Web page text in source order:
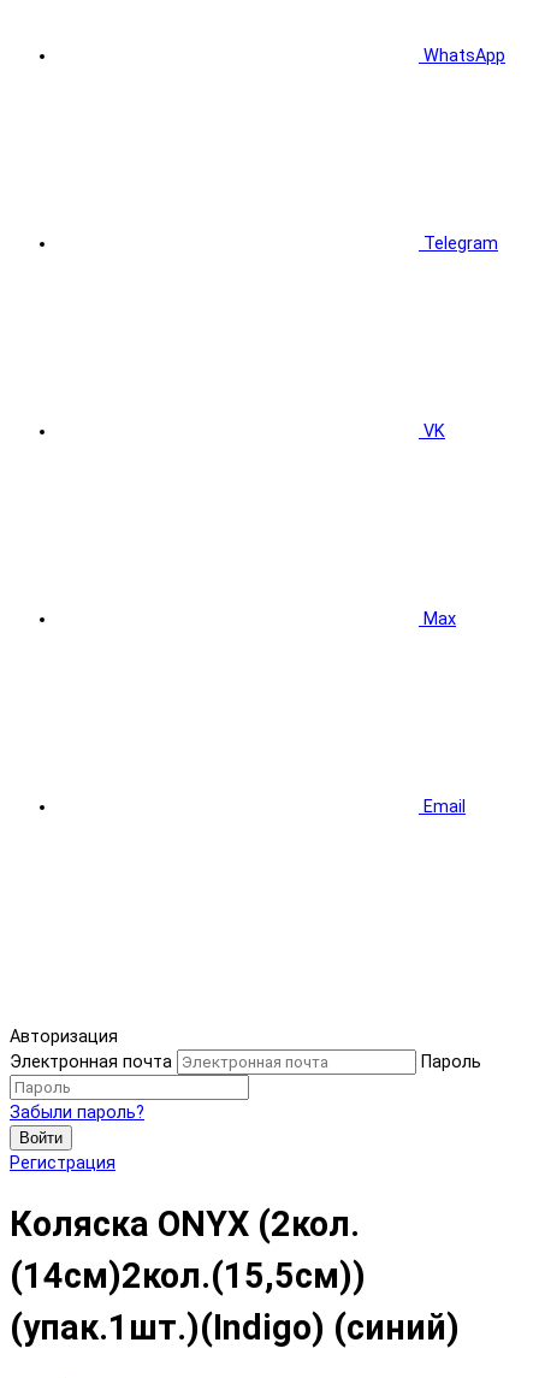
WhatsApp
Telegram
VK
Max
Email
Авторизация
Электронная почта
Пароль
Забыли пароль?
Войти
Регистрация
Коляска ONYX (2кол.
(14см)2кол.(15,5см))
(упак.1шт.)(Indigo) (синий)